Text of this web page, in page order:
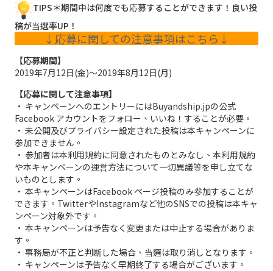
TIPS＊期間中は何度でも応募することができます！良い投
稿が当選率UP！
↓応募に関しての注意事項はこちら↓
【応募期間】
2019年7月12日(金)～2019年8月12日(月)
【応募に関して注意事項】
• キャンペーンへのエントリーにはBuyandship.jpの公式
Facebook アカウントをフォロー、いいね！することが必要。
• 未公開及びプライバシー設定された投稿は本キャンペーンに
参加できません。
• 参加者は本利用規約に同意されたものとみなし、本利用規約
や本キャンペーンの運営方法について一切異議等を申し立てな
いものとします。
• 本キャンペーンはFacebook ページ投稿のみ参加することが
できます。TwitterやInstagramなど他のSNSでの投稿は本キャ
ンペーン対象外です。
• 本キャンペーンは予告なく変更または中止する場合がありま
す。
• 事務局が不正と判断した場合、当選は取り消しとなります。
• キャンペーンは予告なく早期終了する場合がございます。